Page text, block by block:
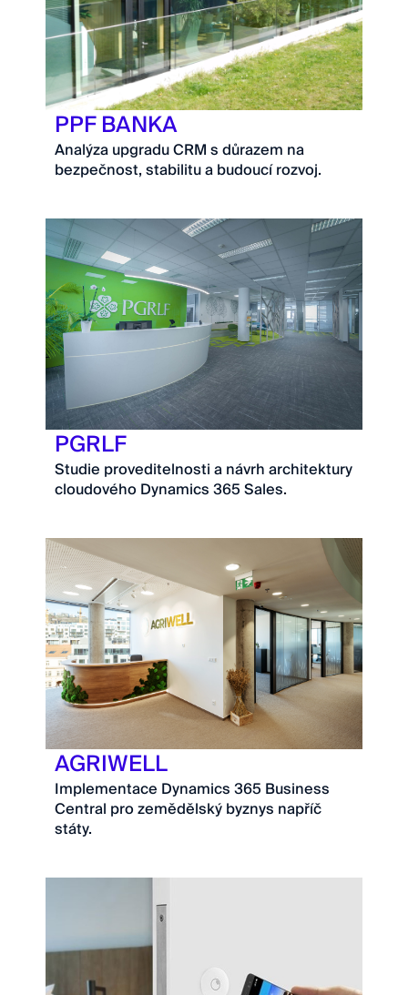
PPF BANKA
Analýza upgradu CRM s důrazem na
bezpečnost, stabilitu a budoucí rozvoj.
PGRLF
Studie proveditelnosti a návrh architektury
cloudového Dynamics 365 Sales.
AGRIWELL
Implementace Dynamics 365 Business
Central pro zemědělský byznys napříč
státy.